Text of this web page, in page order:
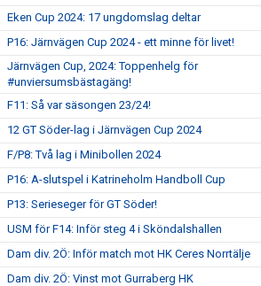
Eken Cup 2024: 17 ungdomslag deltar
P16: Järnvägen Cup 2024 - ett minne för livet!
Järnvägen Cup, 2024: Toppenhelg för
#unviersumsbästagäng!
F11: Så var säsongen 23/24!
12 GT Söder-lag i Järnvägen Cup 2024
F/P8: Två lag i Minibollen 2024
P16: A-slutspel i Katrineholm Handboll Cup
P13: Serieseger för GT Söder!
USM för F14: Inför steg 4 i Sköndalshallen
Dam div. 2Ö: Inför match mot HK Ceres Norrtälje
Dam div. 2Ö: Vinst mot Gurraberg HK